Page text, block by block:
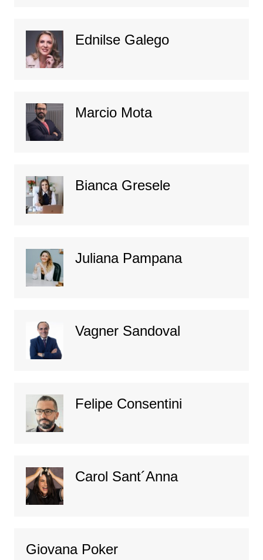
Ednilse Galego
Marcio Mota
Bianca Gresele
Juliana Pampana
Vagner Sandoval
Felipe Consentini
Carol Sant´Anna
Giovana Poker